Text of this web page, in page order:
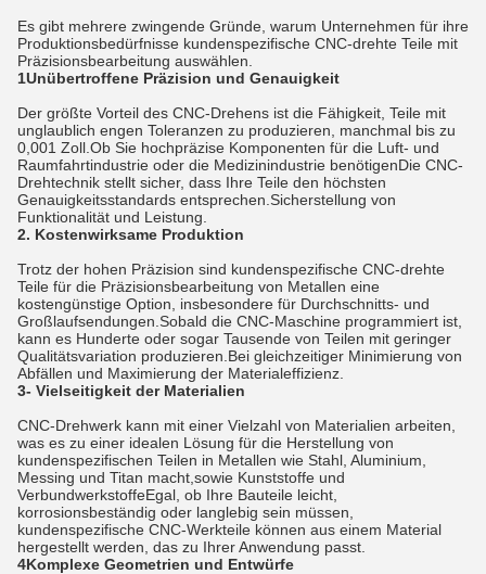
Es gibt mehrere zwingende Gründe, warum Unternehmen für ihre
Produktionsbedürfnisse kundenspezifische CNC-drehte Teile mit
Präzisionsbearbeitung auswählen.
1Unübertroffene Präzision und Genauigkeit
Der größte Vorteil des CNC-Drehens ist die Fähigkeit, Teile mit
unglaublich engen Toleranzen zu produzieren, manchmal bis zu
0,001 Zoll.Ob Sie hochpräzise Komponenten für die Luft- und
Raumfahrtindustrie oder die Medizinindustrie benötigenDie CNC-
Drehtechnik stellt sicher, dass Ihre Teile den höchsten
Genauigkeitsstandards entsprechen.Sicherstellung von
Funktionalität und Leistung.
2. Kostenwirksame Produktion
Trotz der hohen Präzision sind kundenspezifische CNC-drehte
Teile für die Präzisionsbearbeitung von Metallen eine
kostengünstige Option, insbesondere für Durchschnitts- und
Großlaufsendungen.Sobald die CNC-Maschine programmiert ist,
kann es Hunderte oder sogar Tausende von Teilen mit geringer
Qualitätsvariation produzieren.Bei gleichzeitiger Minimierung von
Abfällen und Maximierung der Materialeffizienz.
3- Vielseitigkeit der Materialien
CNC-Drehwerk kann mit einer Vielzahl von Materialien arbeiten,
was es zu einer idealen Lösung für die Herstellung von
kundenspezifischen Teilen in Metallen wie Stahl, Aluminium,
Messing und Titan macht,sowie Kunststoffe und
VerbundwerkstoffeEgal, ob Ihre Bauteile leicht,
korrosionsbeständig oder langlebig sein müssen,
kundenspezifische CNC-Werkteile können aus einem Material
hergestellt werden, das zu Ihrer Anwendung passt.
4Komplexe Geometrien und Entwürfe